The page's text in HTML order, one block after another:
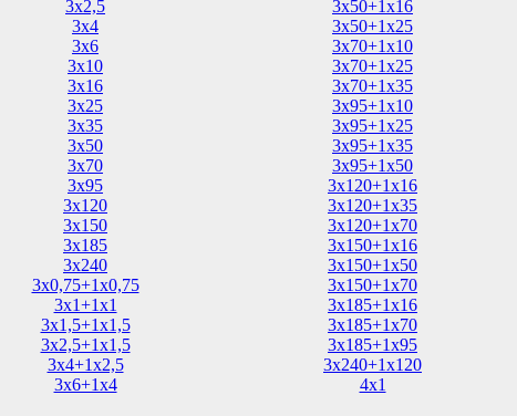
3х2,5
3х4
3х6
3х10
3х16
3х25
3х35
3х50
3х70
3х95
3х120
3х150
3х185
3х240
3х0,75+1х0,75
3х1+1х1
3х1,5+1х1,5
3х2,5+1х1,5
3х4+1х2,5
3х6+1х4
3х50+1х16
3х50+1х25
3х70+1х10
3х70+1х25
3х70+1х35
3х95+1х10
3х95+1х25
3х95+1х35
3х95+1х50
3х120+1х16
3х120+1х35
3х120+1х70
3х150+1х16
3х150+1х50
3х150+1х70
3х185+1х16
3х185+1х70
3х185+1х95
3х240+1х120
4х1